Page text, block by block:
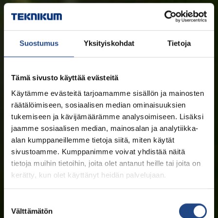
Suostumus Yksityiskohdat Tietoja
Tämä sivusto käyttää evästeitä
Käytämme evästeitä tarjoamamme sisällön ja mainosten
räätälöimiseen, sosiaalisen median ominaisuuksien
tukemiseen ja kävijämäärämme analysoimiseen. Lisäksi
jaamme sosiaalisen median, mainosalan ja analytiikka-
alan kumppaneillemme tietoja siitä, miten käytät
sivustoamme. Kumppanimme voivat yhdistää näitä
tietoja muihin tietoihin, joita olet antanut heille tai joita on
kerätty, kun olet käyttänyt heidän palvelujaan.
valinta
Välttämätön